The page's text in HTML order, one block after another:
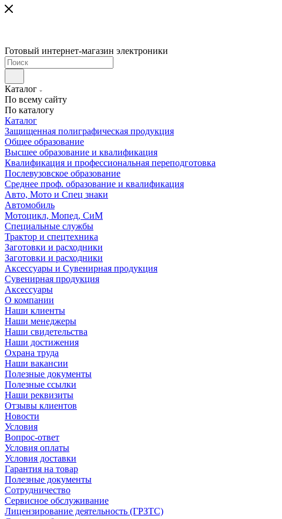
Готовый интернет-магазин электроники
Каталог
По всему сайту
По каталогу
Каталог
Защищенная полиграфическая продукция
Общее образование
Высшее образование и квалификация
Квалификация и профессиональная переподготовка
Послевузовское образование
Среднее проф. образование и квалификация
Авто, Мото и Спец знаки
Автомобиль
Мотоцикл, Мопед, СиМ
Специальные службы
Трактор и спецтехника
Заготовки и расходники
Заготовки и расходники
Аксессуары и Сувенирная продукция
Сувенирная продукция
Аксессуары
О компании
Наши клиенты
Наши менеджеры
Наши свидетельства
Наши достижения
Охрана труда
Наши вакансии
Полезные документы
Полезные ссылки
Наши реквизиты
Отзывы клиентов
Новости
Условия
Вопрос-ответ
Условия оплаты
Условия доставки
Гарантия на товар
Полезные документы
Сотрудничество
Сервисное обслуживание
Лицензирование деятельность (ГРЗТС)